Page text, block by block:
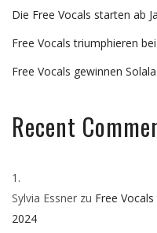
Die Free Vocals starten ab
Free Vocals triumphieren
Free Vocals gewinnen
Recent
Sylvia Essner zu Free
2024